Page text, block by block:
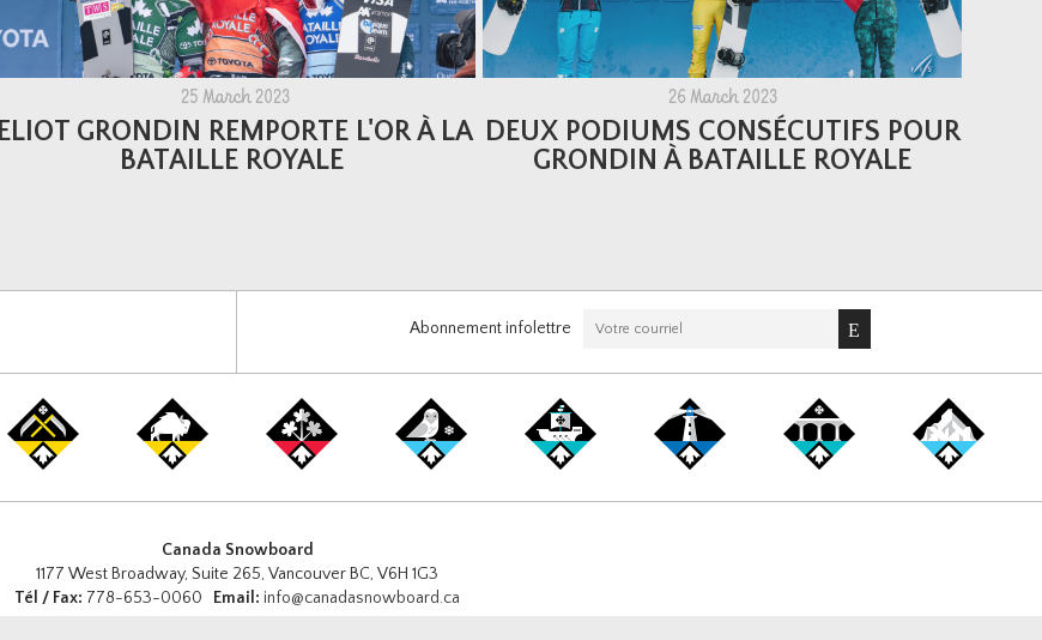
25 March 2023
ELIOT GRONDIN REMPORTE L'OR À LA
BATAILLE ROYALE
26 March 2023
DEUX PODIUMS CONSÉCUTIFS POUR
GRONDIN À BATAILLE ROYALE
Abonnement infolettre
Canada Snowboard
1177 West Broadway, Suite 265, Vancouver BC, V6H 1G3
Tél / Fax: 778-653-0060 Email: info@canadasnowboard.ca